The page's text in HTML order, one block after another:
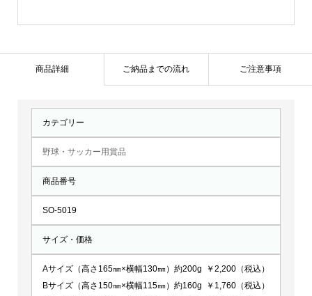
SO-
商品詳細 ご納品までの流れ ご注意事項
カテゴリー
野球・サッカー用賞品
商品番号
SO-5019
サイズ・価格
Aサイズ（高さ165㎜×横幅130㎜）約200g ￥2,200（税込）
Bサイズ（高さ150㎜×横幅115㎜）約160g ￥1,760（税込）